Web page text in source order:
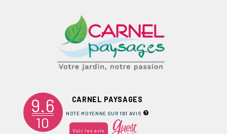
9.6
10
CARNEL PAYSAGES
NOTE MOYENNE SUR101 AVIS
Voir les avis